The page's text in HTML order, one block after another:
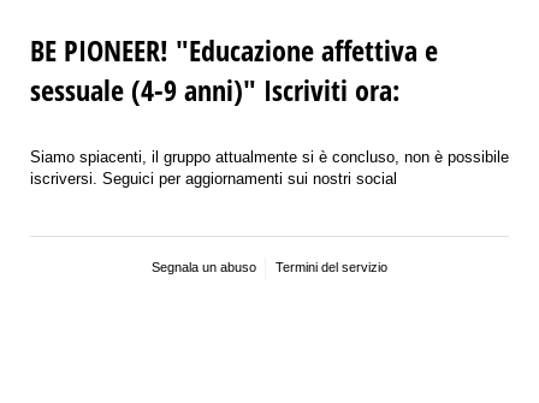
BE PIONEER! "Educazione affettiva e
sessuale (4-9 anni)" Iscriviti ora:
Siamo spiacenti, il gruppo attualmente si è concluso, non è possibile
iscriversi. Seguici per aggiornamenti sui nostri social
Segnala un abuso Termini del servizio